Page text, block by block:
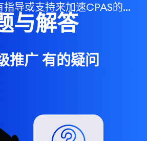
支持来加速CPAS的性能，因为系统需要时间重新学习？
与解答
推广 有的疑问